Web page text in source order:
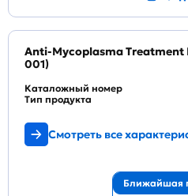
Anti-Mycoplasma Treatment
001)
Каталожный номер
Тип продукта
Смотреть все
Ближайшая